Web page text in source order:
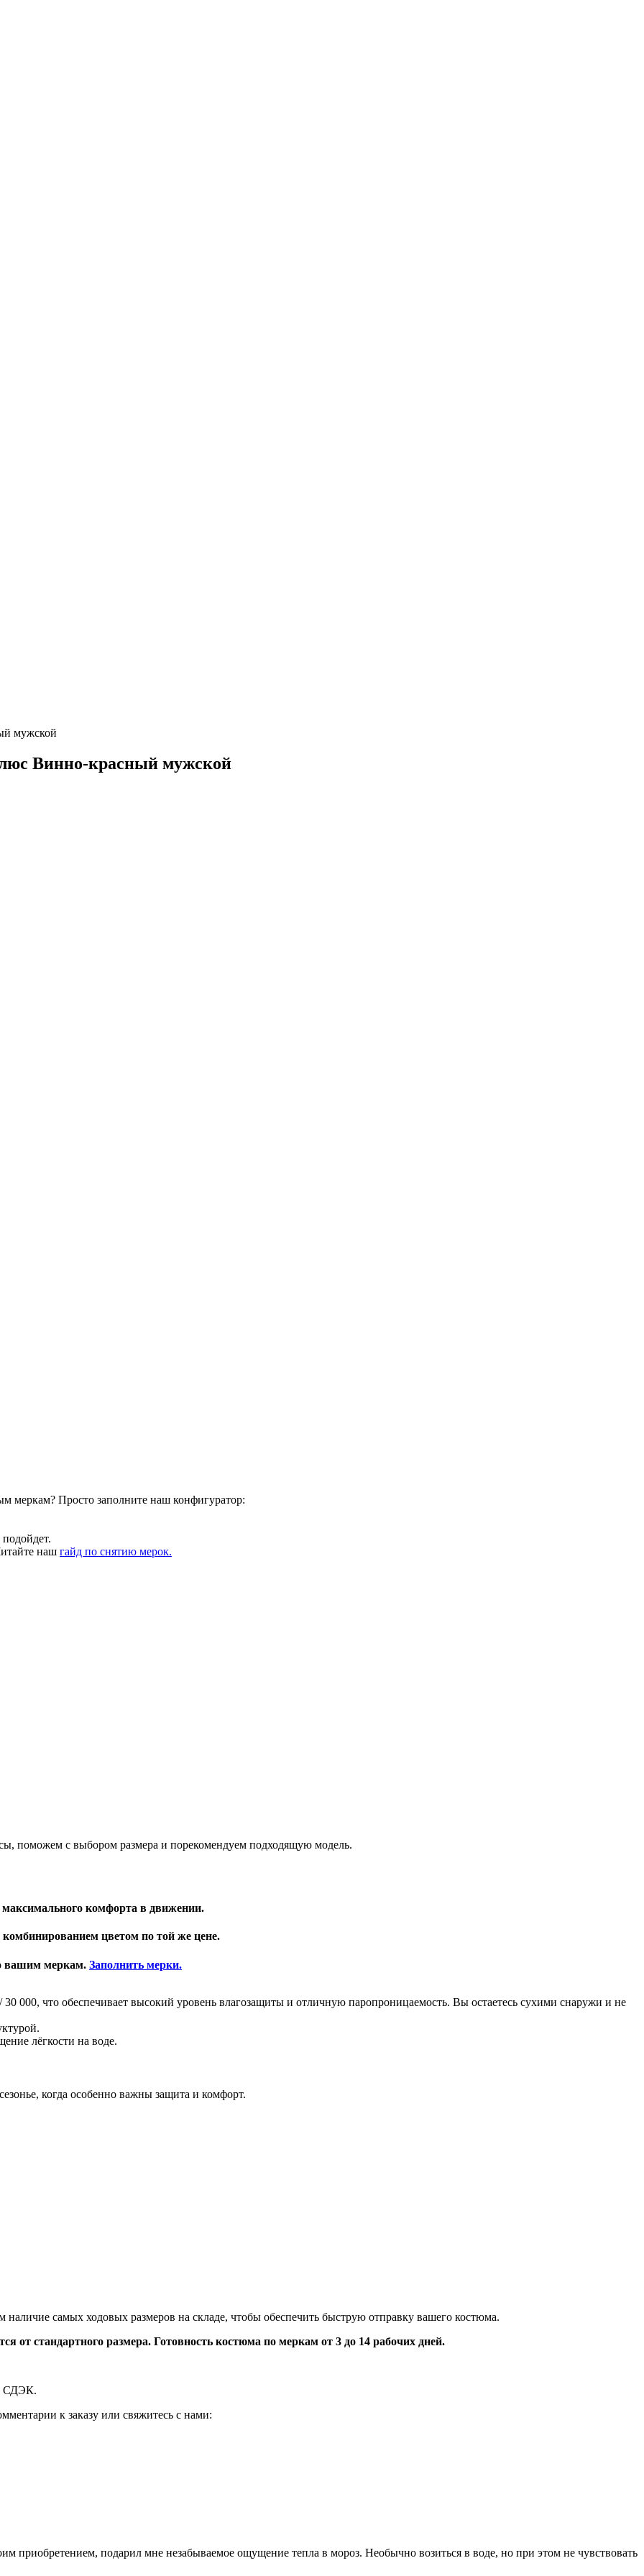
мужской
Винно-красный мужской
меркам? Просто заполните наш конфигуратор:
наш гайд по снятию мерок.
поможем с выбором размера и порекомендуем подходящую модель.
комфорта в движении.
цветом по той же цене.
вашим меркам. Заполнить мерки.
000, что обеспечивает высокий уровень влагозащиты и отличную паропроницаемость. Вы остаетесь сухими снаружи и не
лёгкости на воде.
когда особенно важны защита и комфорт.
самых ходовых размеров на складе, чтобы обеспечить быструю отправку вашего костюма.
от стандартного размера. Готовность костюма по меркам от 3 до 14 рабочих дней.
СДЭК.
к заказу или свяжитесь с нами:
приобретением, подарил мне незабываемое ощущение тепла в мороз. Необычно возиться в воде, но при этом не чувствовать